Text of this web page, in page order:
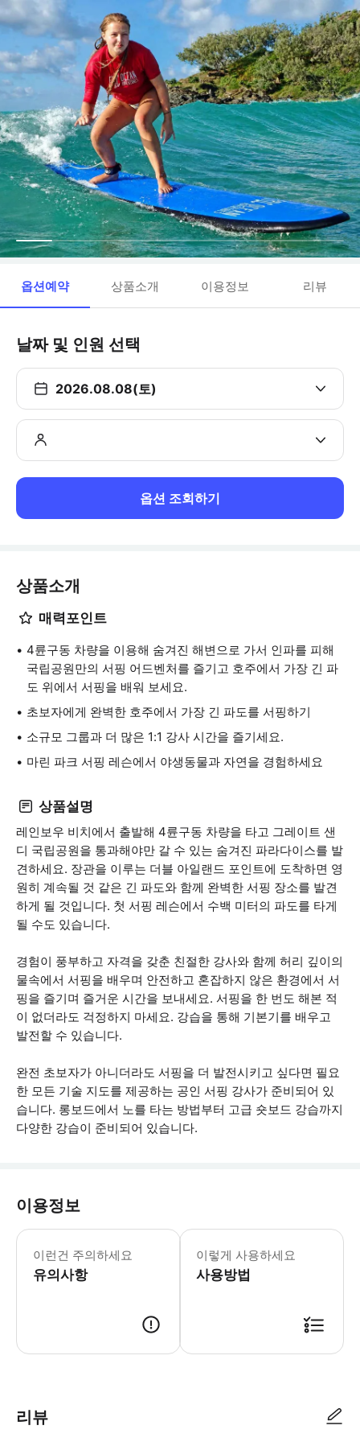
옵션예약 상품소개 이용정보 리뷰
날짜 및 인원 선택
2026.08.08(토)
옵션 조회하기
상품소개
매력포인트
4륜구동 차량을 이용해 숨겨진 해변으로 가서 인파를 피해
국립공원만의 서핑 어드벤처를 즐기고 호주에서 가장 긴 파
도 위에서 서핑을 배워 보세요.
초보자에게 완벽한 호주에서 가장 긴 파도를 서핑하기
소규모 그룹과 더 많은 1:1 강사 시간을 즐기세요.
마린 파크 서핑 레슨에서 야생동물과 자연을 경험하세요
상품설명
레인보우 비치에서 출발해 4륜구동 차량을 타고 그레이트 샌
디 국립공원을 통과해야만 갈 수 있는 숨겨진 파라다이스를 발
견하세요. 장관을 이루는 더블 아일랜드 포인트에 도착하면 영
원히 계속될 것 같은 긴 파도와 함께 완벽한 서핑 장소를 발견
하게 될 것입니다. 첫 서핑 레슨에서 수백 미터의 파도를 타게
될 수도 있습니다.
경험이 풍부하고 자격을 갖춘 친절한 강사와 함께 허리 깊이의
물속에서 서핑을 배우며 안전하고 혼잡하지 않은 환경에서 서
핑을 즐기며 즐거운 시간을 보내세요. 서핑을 한 번도 해본 적
이 없더라도 걱정하지 마세요. 강습을 통해 기본기를 배우고
발전할 수 있습니다.
완전 초보자가 아니더라도 서핑을 더 발전시키고 싶다면 필요
한 모든 기술 지도를 제공하는 공인 서핑 강사가 준비되어 있
습니다. 롱보드에서 노를 타는 방법부터 고급 숏보드 강습까지
다양한 강습이 준비되어 있습니다.
이용정보
이런건 주의하세요
유의사항
점심 식사는 포함되어 있지 않습니다
이렇게 사용하세요
사용방법
리뷰